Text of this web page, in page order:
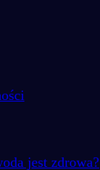
jest zdrowa?